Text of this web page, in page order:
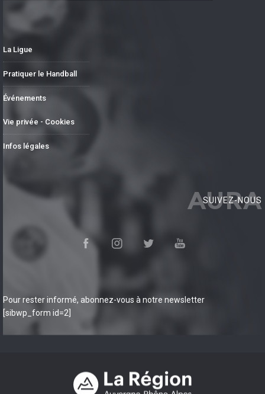
La Ligue
Pratiquer le Handball
Événements
Vie privée - Cookies
Infos légales
AURA
SUIVEZ-NOUS
Pour rester informé, abonnez-vous à notre newsletter
[sibwp_form id=2]